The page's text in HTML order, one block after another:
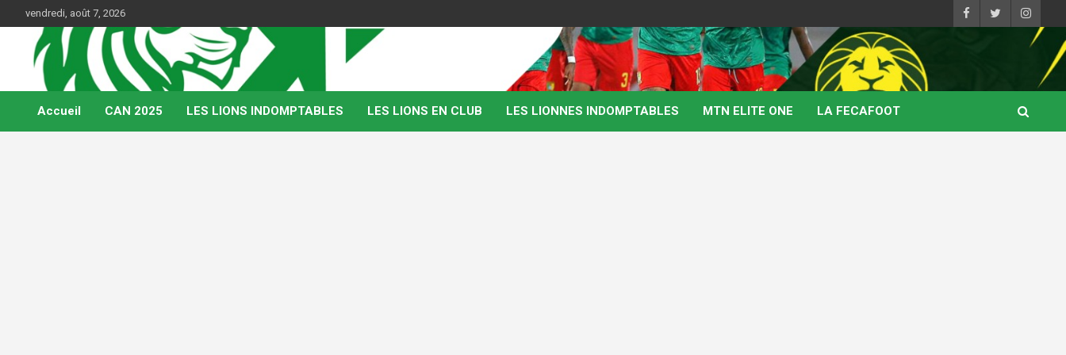
to
content
vendredi, août 7, 2026
Kamerfoot
Web Magazine du football camerounais
Accueil CAN 2025 LES LIONS INDOMPTABLES LES LIONS EN CLUB LES LIONNES INDOMPTABLES MTN ELITE ONE LA FECAFOOT